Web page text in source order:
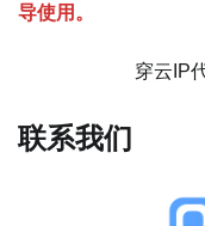
导使用。
穿云IP
联系我们